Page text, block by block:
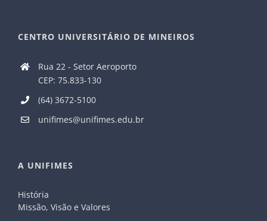
CENTRO UNIVERSITÁRIO DE MINEIROS
Rua 22 - Setor Aeroporto
CEP: 75.833-130
(64) 3672-5100
unifimes@unifimes.edu.br
A UNIFIMES
História
Missão, Visão e Valores